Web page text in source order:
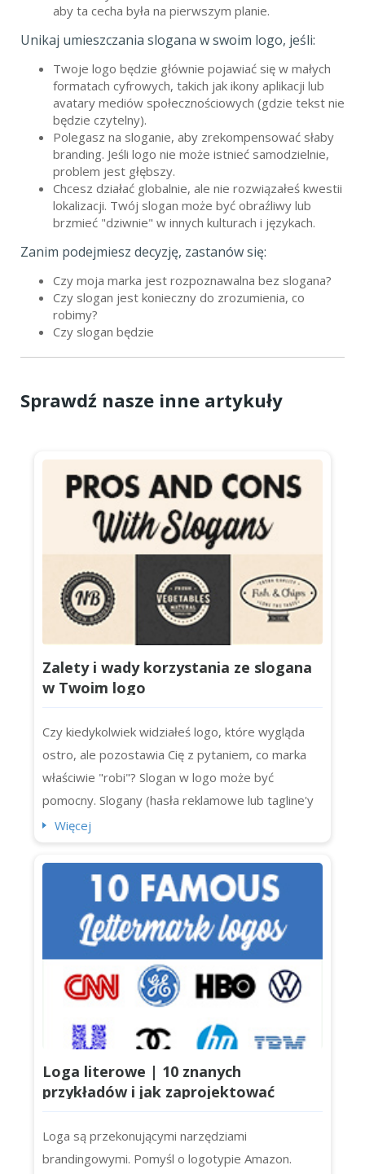
aby ta cecha była na pierwszym planie.
Unikaj umieszczania slogana w swoim logo, jeśli:
Twoje logo będzie głównie pojawiać się w małych
formatach cyfrowych, takich jak ikony aplikacji lub
avatary mediów społecznościowych (gdzie tekst nie
będzie czytelny).
Polegasz na sloganie, aby zrekompensować słaby
branding. Jeśli logo nie może istnieć samodzielnie,
problem jest głębszy.
Chcesz działać globalnie, ale nie rozwiązałeś kwestii
lokalizacji. Twój slogan może być obraźliwy lub
brzmieć "dziwnie" w innych kulturach i językach.
Zanim podejmiesz decyzję, zastanów się:
Czy moja marka jest rozpoznawalna bez slogana?
Czy slogan jest konieczny do zrozumienia, co
robimy?
Czy slogan będzie
Sprawdź nasze inne artykuły
Zalety i wady korzystania ze slogana
w Twoim logo
Czy kiedykolwiek widziałeś logo, które wygląda
ostro, ale pozostawia Cię z pytaniem, co marka
właściwie "robi"? Slogan w logo może być
pomocny. Slogany (hasła reklamowe lub tagline'y
logo) dodają jasności, osobowości (i odrobinę
nie każde logo potrzebuje slogana. Czasami hasło
tylko miesza przekaz lub zatłacza projekt. Jeśli
tworzysz tożsamość mark...
Więcej
Loga literowe | 10 znanych
przykładów i jak zaprojektować
własne dla swojej firmy
Loga są przekonującymi narzędziami
brandingowymi. Pomyśl o logotypie Amazon.